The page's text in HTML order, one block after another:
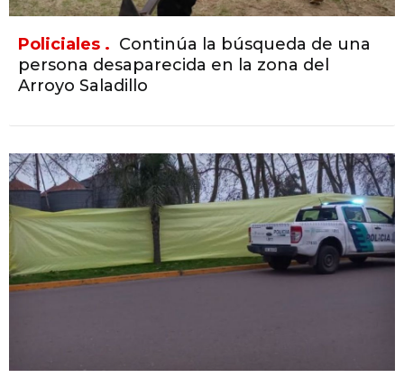
Policiales . Continúa la búsqueda de una
persona desaparecida en la zona del
Arroyo Saladillo